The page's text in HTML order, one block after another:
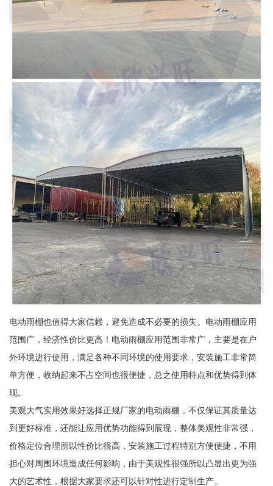
电动雨棚也值得大家信赖，避免造成不必要的损失。电动雨棚应用
范围广，经济性价比更高！电动雨棚应用范围非常广，主要是在户
外环境进行使用，满足各种不同环境的使用要求，安装施工非常简
单方便，收纳起来不占空间也很便捷，总之使用特点和优势得到体
现。
美观大气实用效果好选择正规厂家的电动雨棚，不仅保证其质量达
到更好标准，还能让应用优势功能得到展现，整体美观性非常强，
价格定位合理所以性价比很高，安装施工过程特别方便便捷，不用
担心对周围环境造成任何影响，由于美观性很强所以凸显出更为强
大的艺术性，根据大家要求还可以针对性进行定制生产。